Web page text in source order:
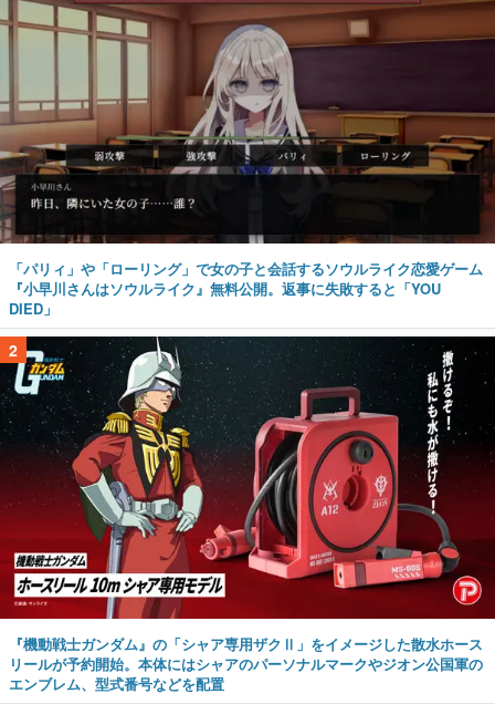
「パリィ」や「ローリング」で女の子と会話するソウルライク恋愛ゲーム
『小早川さんはソウルライク』無料公開。返事に失敗すると「YOU
DIED」
2
『機動戦士ガンダム』の「シャア専用ザクⅡ」をイメージした散水ホース
リールが予約開始。本体にはシャアのパーソナルマークやジオン公国軍の
エンブレム、型式番号などを配置